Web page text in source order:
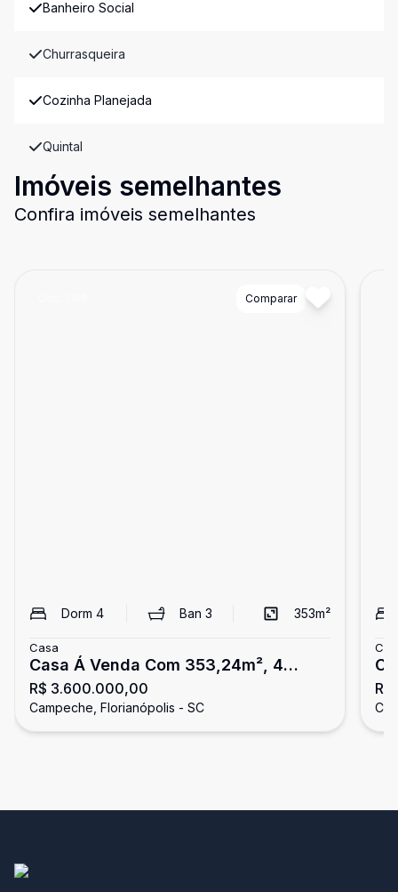
Banheiro Social
Churrasqueira
Cozinha Planejada
Quintal
Imóveis semelhantes
Confira imóveis semelhantes
Comparar
Dorm 4 Ban3 353m²
Casa
Casa Á Venda Com 353,24m², 4
Quartos, Financiável, Campeche -
Florianópolis
R$ 3.600.000,00
Campeche, Florianópolis - SC
no